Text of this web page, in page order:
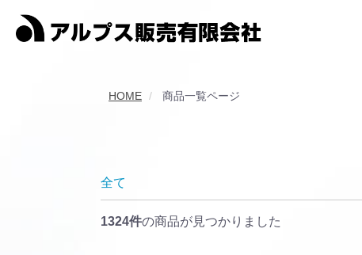
HOME 商品一覧ページ
全て
1324件の商品が見つかりました